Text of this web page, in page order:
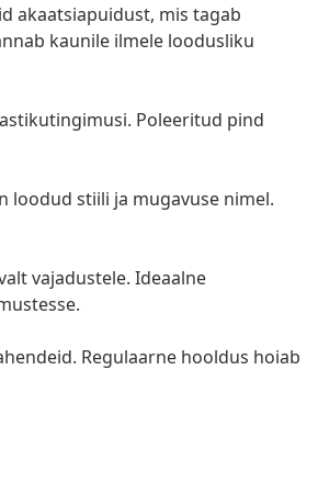
akaatsiapuidust, mis tagab
kaunile ilmele loodusliku
Poleeritud pind
loodud stiili ja mugavuse nimel.
vajadustele. Ideaalne
Regulaarne hooldus hoiab